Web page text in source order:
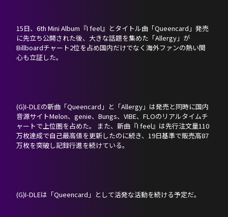
15日、6th Mini Album『I feel』とタイトル曲「Queencard」発売
に先立ち公開された後、大きな話題を集めた「Allergy」が
Billboardチャート2位を占め国内だけでなく海外ファンの熱い関
心も立証した。
(G)I-DLEの新曲「Queencard」と「Allergy」は発売と同時に国内
音源サイトMelon、genie、Bungs、VIBE、FLOのリアルタイムチ
ャートで上位圏を占めた。 また、新曲『I feel』は先行注文量110
万枚達成で自己最高値を更新したのに続き、19日基準で販売高87
万枚を突破し記録行進を続けている。
(G)I-DLEは「Queencard」として活発な活動を続ける予定だ。